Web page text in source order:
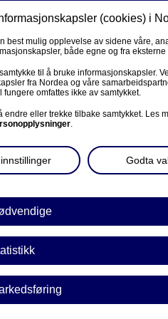
kunde mot slutten
før, vil flytte sammen
skal sikre deg en trygg
med Private Banking-
(cookies) i
best mulig opplevelse av sidene våre,
både egne og fra
til å bruke informasjonskapsler.
fra Nordea og våre
fungere omfattes ikke av samtykket.
endre eller trekke tilbake samtykket. Les
.
Godta